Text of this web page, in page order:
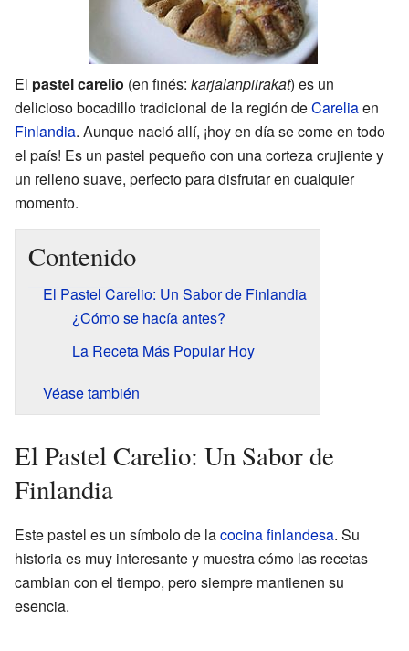
El pastel carelio (en finés: karjalanpiirakat) es un
delicioso bocadillo tradicional de la región deCareliaen
Finlandia. Aunque nació allí, ¡hoy en día se come en todo
el país! Es un pastel pequeño con una corteza crujiente y
un relleno suave, perfecto para disfrutar en cualquier
momento.
Contenido
El Pastel Carelio: Un Sabor de Finlandia
¿Cómo se hacía antes?
La Receta Más Popular Hoy
Véase también
El Pastel Carelio: Un Sabor de
Finlandia
Este pastel es un símbolo de lacocina finlandesa. Su
historia es muy interesante y muestra cómo las recetas
cambian con el tiempo, pero siempre mantienen su
esencia.